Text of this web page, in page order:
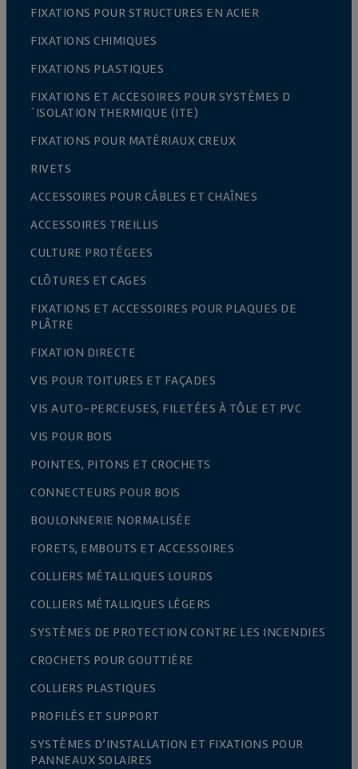
FIXATIONS POUR STRUCTURES EN ACIER
FIXATIONS CHIMIQUES
FIXATIONS PLASTIQUES
FIXATIONS ET ACCESOIRES POUR SYSTÈMES D
´ISOLATION THERMIQUE (ITE)
FIXATIONS POUR MATÉRIAUX CREUX
RIVETS
ACCESSOIRES POUR CÂBLES ET CHAÎNES
ACCESSOIRES TREILLIS
CULTURE PROTÉGEES
CLÔTURES ET CAGES
FIXATIONS ET ACCESSOIRES POUR PLAQUES DE
PLÂTRE
FIXATION DIRECTE
VIS POUR TOITURES ET FAÇADES
VIS AUTO-PERCEUSES, FILETÉES À TÔLE ET PVC
VIS POUR BOIS
POINTES, PITONS ET CROCHETS
CONNECTEURS POUR BOIS
BOULONNERIE NORMALISÉE
FORETS, EMBOUTS ET ACCESSOIRES
COLLIERS MÉTALLIQUES LOURDS
COLLIERS MÉTALLIQUES LÉGERS
SYSTÈMES DE PROTECTION CONTRE LES INCENDIES
CROCHETS POUR GOUTTIÈRE
COLLIERS PLASTIQUES
PROFILÉS ET SUPPORT
SYSTÈMES D’INSTALLATION ET FIXATIONS POUR
PANNEAUX SOLAIRES